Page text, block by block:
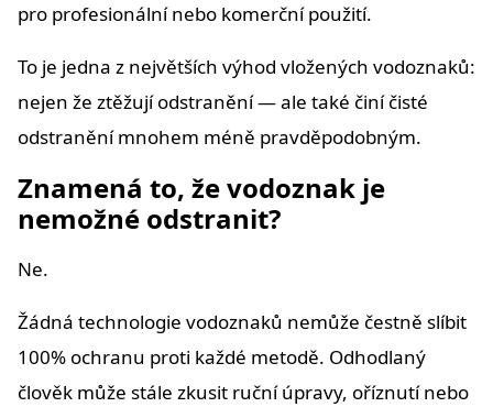
pro profesionální nebo komerční použití.
To je jedna z největších výhod vložených vodoznaků:
nejen že ztěžují odstranění — ale také činí čisté
odstranění mnohem méně pravděpodobným.
Znamená to, že vodoznak je
nemožné odstranit?
Ne.
Žádná technologie vodoznaků nemůže čestně slíbit
100% ochranu proti každé metodě. Odhodlaný
člověk může stále zkusit ruční úpravy, oříznutí nebo